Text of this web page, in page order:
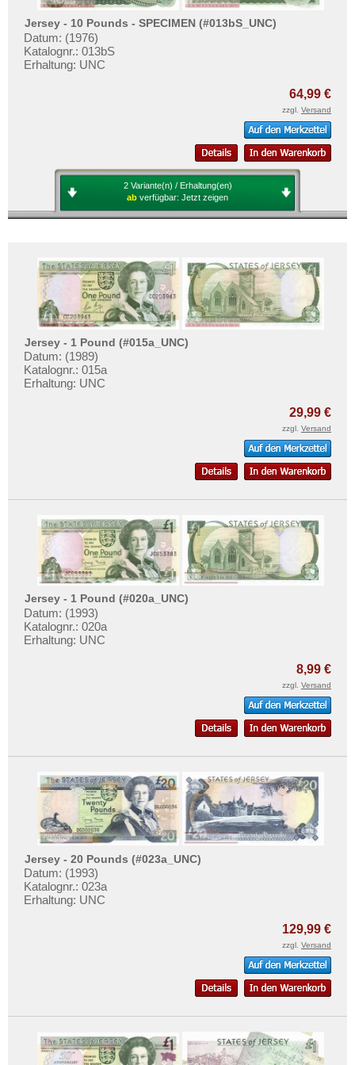
Jersey - 10 Pounds - SPECIMEN (#013bS_UNC)
Datum: (1976)
Katalognr.: 013bS
Erhaltung: UNC
64,99 €
zzgl. Versand
2 Variante(n) / Erhaltung(en)
ab verfügbar: Jetzt zeigen
Jersey - 1 Pound (#015a_UNC)
Datum: (1989)
Katalognr.: 015a
Erhaltung: UNC
29,99 €
zzgl. Versand
Jersey - 1 Pound (#020a_UNC)
Datum: (1993)
Katalognr.: 020a
Erhaltung: UNC
8,99 €
zzgl. Versand
Jersey - 20 Pounds (#023a_UNC)
Datum: (1993)
Katalognr.: 023a
Erhaltung: UNC
129,99 €
zzgl. Versand